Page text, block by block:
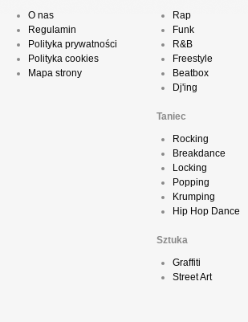
O nas
Regulamin
Polityka prywatności
Polityka cookies
Mapa strony
Rap
Funk
R&B
Freestyle
Beatbox
Dj'ing
Taniec
Rocking
Breakdance
Locking
Popping
Krumping
Hip Hop Dance
Sztuka
Graffiti
Street Art